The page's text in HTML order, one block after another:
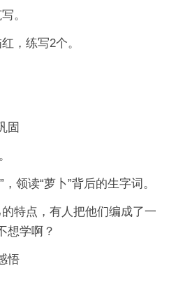
。
，练写2个。
固
领读“萝卜”背后的生字词。
特点，有人把他们编成了一
想学啊？
悟